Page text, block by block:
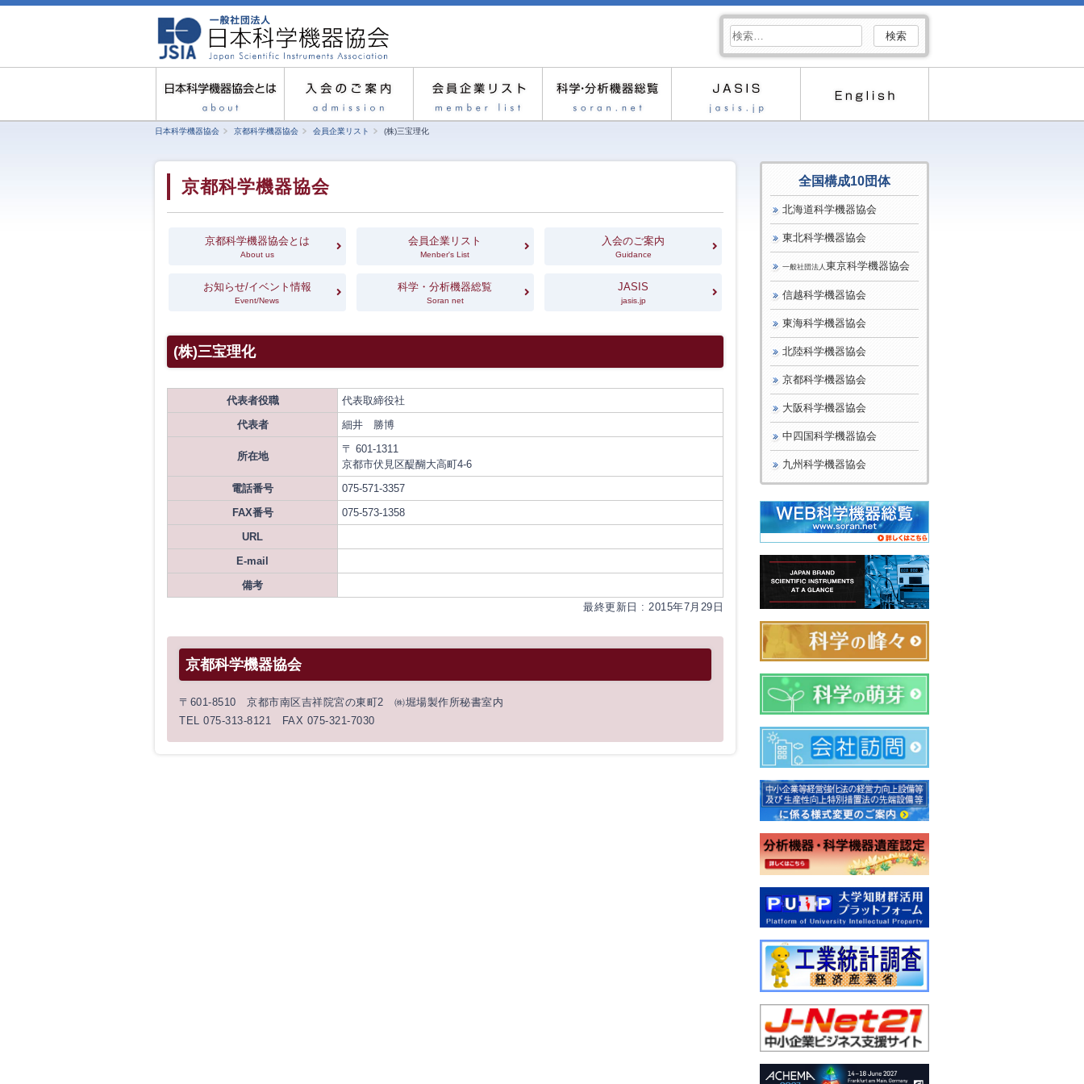
索:
日本科学機器協会 京都科学機器協会 会員企業リスト (株)三宝理化
京都科学機器協会
京都科学機器協会とは
About us
会員企業リスト
Menber's List
入会のご案内
Guidance
お知らせ/イベント情報
Event/News
科学・分析機器総覧
Soran net
JASIS
jasis.jp
(株)三宝理化
代表者役職
代表取締役社
代表者
細井 勝博
所在地
〒 601-1311
京都市伏見区醍醐大高町4-6
電話番号
075-571-3357
FAX番号
075-573-1358
URL
E-mail
備考
最終更新日 : 2015年7月29日
京都科学機器協会
〒601-8510 京都市南区吉祥院宮の東町2 ㈱堀場製作所秘書室内
TEL 075-313-8121 FAX 075-321-7030
全国構成10団体
北海道科学機器協会
東北科学機器協会
一般社団法人 東京科学機器協会
信越科学機器協会
東海科学機器協会
北陸科学機器協会
京都科学機器協会
大阪科学機器協会
中四国科学機器協会
九州科学機器協会